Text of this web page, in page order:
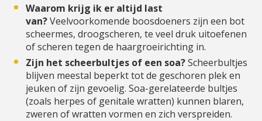
Waarom krijg ik er altijd last
van?Veelvoorkomende boosdoeners zijn een bot
scheermes, droogscheren, te veel druk uitoefenen
of scheren tegen de haargroeirichting in.
Zijn het scheerbultjes of een soa?Scheerbultjes
blijven meestal beperkt tot de geschoren plek en
jeuken of zijn gevoelig. Soa-gerelateerde bultjes
(zoals herpes of genitale wratten) kunnen blaren,
zweren of wratten vormen en zich verspreiden.